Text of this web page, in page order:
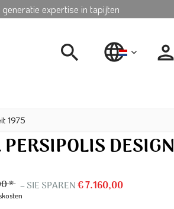
expertise in tapijten
nederlands
1975
DESIGN
* – SIE SPAREN€ 7.160,00